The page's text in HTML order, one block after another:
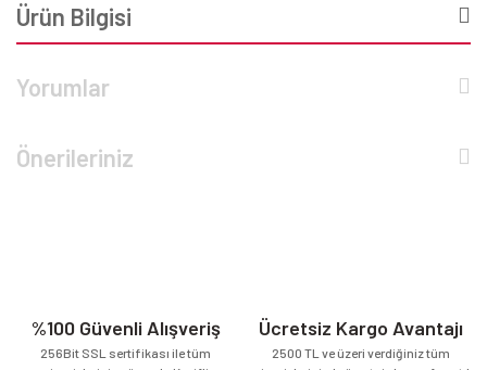
Ürün Bilgisi
Yorumlar
Önerileriniz
%100 Güvenli Alışveriş
256Bit SSL sertifikası ile tüm
Ücretsiz Kargo Avantajı
2500 TL ve üzeri verdiğiniz tüm